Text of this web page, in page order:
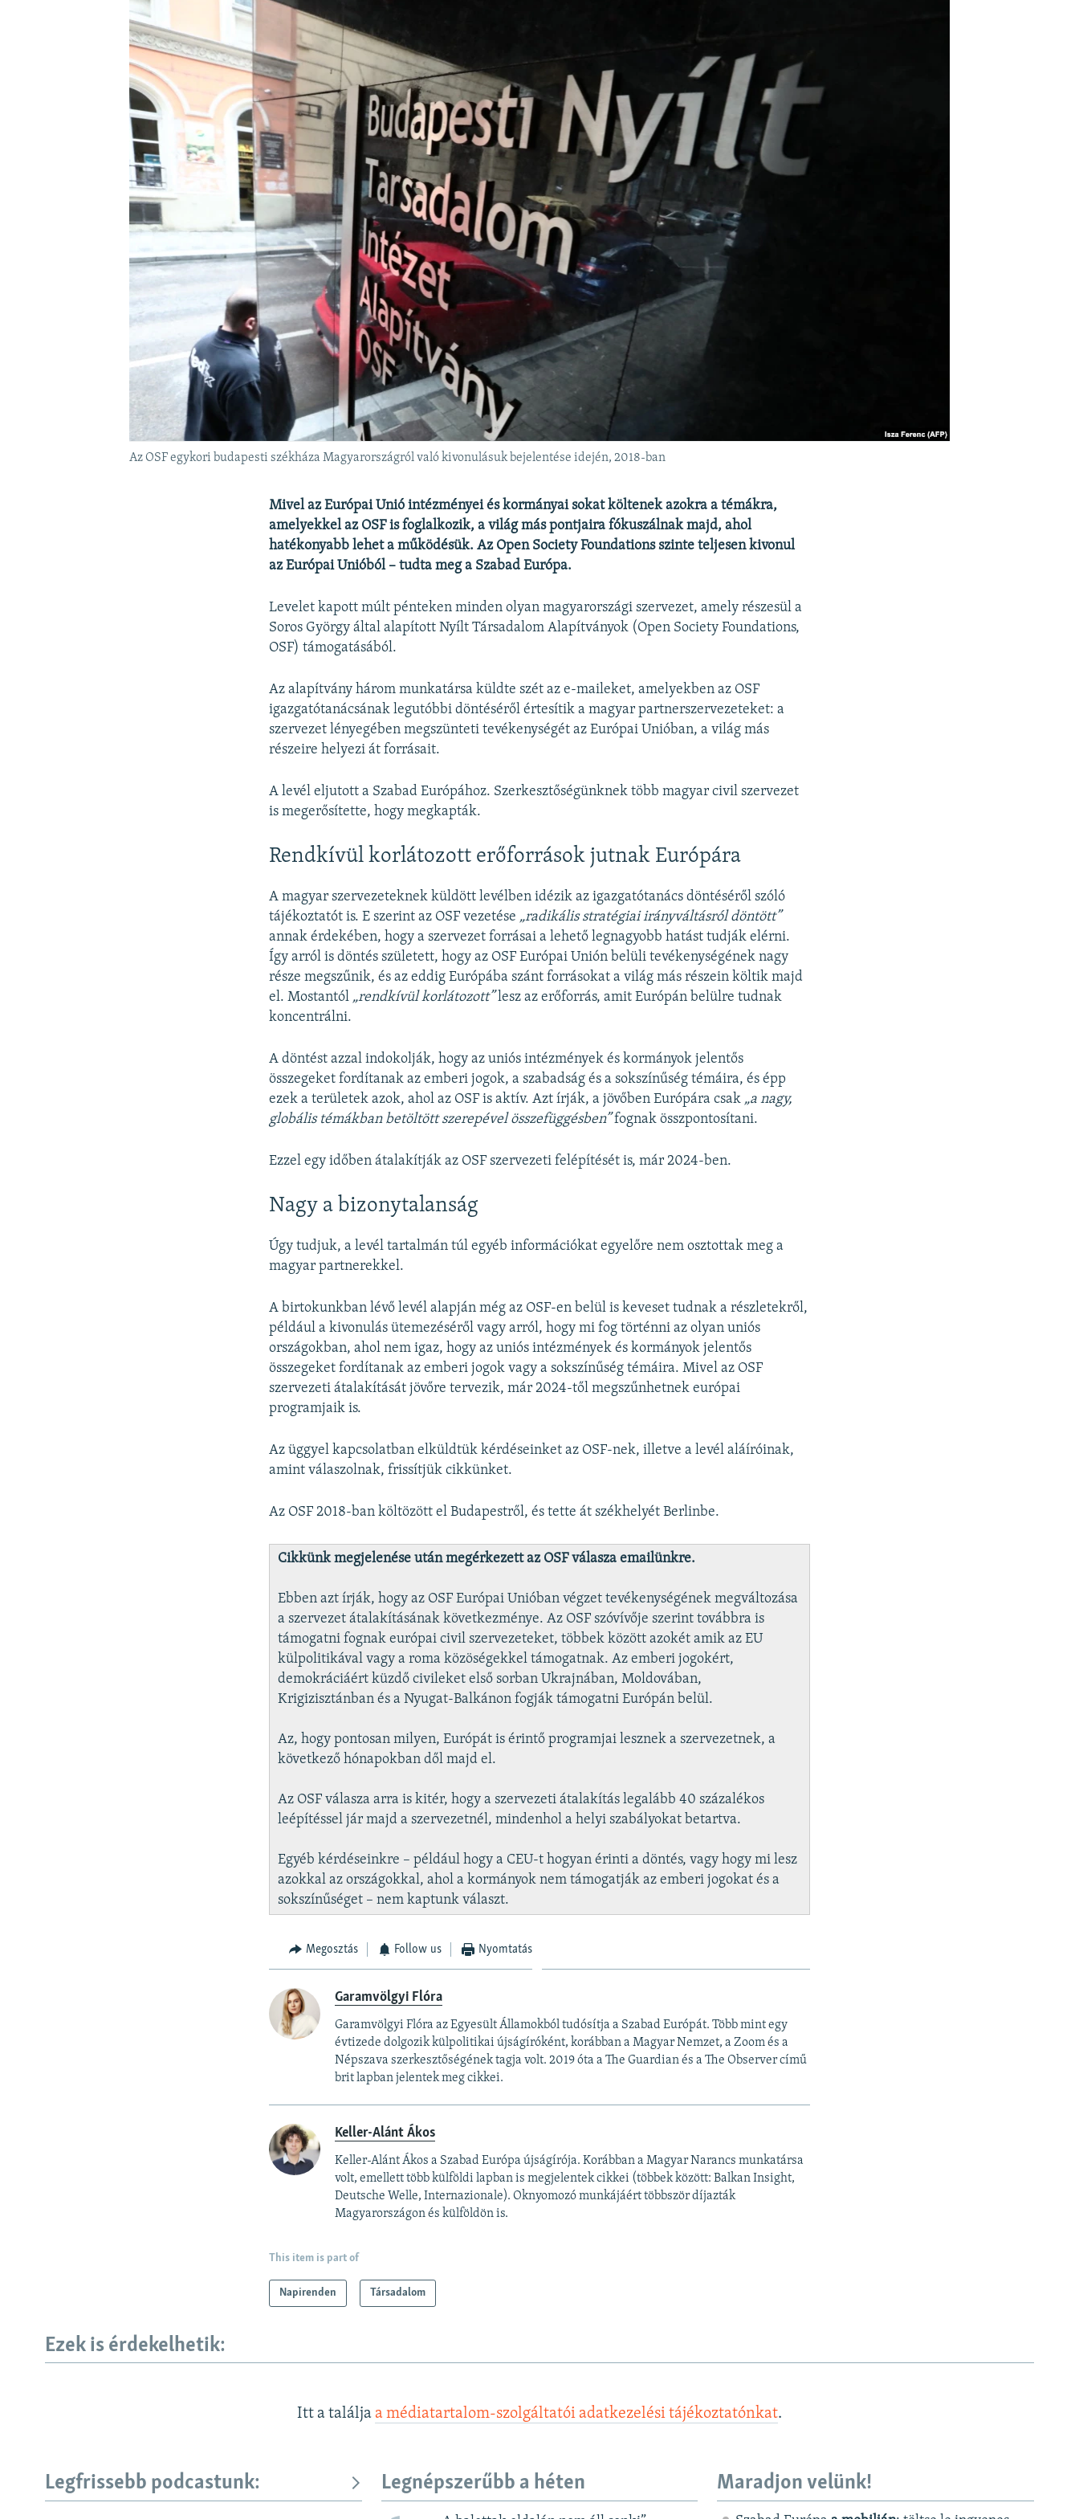
A MÚLT TANULSÁGAI
Az OSF egykori budapesti székháza Magyarországról való kivonulásuk bejelentése idején, 2018-ban
Mivel az Európai Unió intézményei és kormányai sokat költenek azokra a témákra,
amelyekkel az OSF is foglalkozik, a világ más pontjaira fókuszálnak majd, ahol
hatékonyabb lehet a működésük. Az Open Society Foundations szinte teljesen kivonul
az Európai Unióból – tudta meg a Szabad Európa.
Levelet kapott múlt pénteken minden olyan magyarországi szervezet, amely részesül a
Soros György által alapított Nyílt Társadalom Alapítványok (Open Society Foundations,
OSF) támogatásából.
Az alapítvány három munkatársa küldte szét az e-maileket, amelyekben az OSF
igazgatótanácsának legutóbbi döntéséről értesítik a magyar partnerszervezeteket: a
szervezet lényegében megszünteti tevékenységét az Európai Unióban, a világ más
részeire helyezi át forrásait.
A levél eljutott a Szabad Európához. Szerkesztőségünknek több magyar civil szervezet
is megerősítette, hogy megkapták.
Rendkívül korlátozott erőforrások jutnak Európára
A magyar szervezeteknek küldött levélben idézik az igazgatótanács döntéséről szóló
tájékoztatót is. E szerint az OSF vezetése „radikális stratégiai irányváltásról döntött”
annak érdekében, hogy a szervezet forrásai a lehető legnagyobb hatást tudják elérni.
Így arról is döntés született, hogy az OSF Európai Unión belüli tevékenységének nagy
része megszűnik, és az eddig Európába szánt forrásokat a világ más részein költik majd
el. Mostantól „rendkívül korlátozott”lesz az erőforrás, amit Európán belülre tudnak
koncentrálni.
A döntést azzal indokolják, hogy az uniós intézmények és kormányok jelentős
összegeket fordítanak az emberi jogok, a szabadság és a sokszínűség témáira, és épp
ezek a területek azok, ahol az OSF is aktív. Azt írják, a jövőben Európára csak „a nagy,
globális témákban betöltött szerepével összefüggésben”fognak összpontosítani.
Ezzel egy időben átalakítják az OSF szervezeti felépítését is, már 2024-ben.
Nagy a bizonytalanság
Úgy tudjuk, a levél tartalmán túl egyéb információkat egyelőre nem osztottak meg a
magyar partnerekkel.
A birtokunkban lévő levél alapján még az OSF-en belül is keveset tudnak a részletekről,
például a kivonulás ütemezéséről vagy arról, hogy mi fog történni az olyan uniós
országokban, ahol nem igaz, hogy az uniós intézmények és kormányok jelentős
összegeket fordítanak az emberi jogok vagy a sokszínűség témáira. Mivel az OSF
szervezeti átalakítását jövőre tervezik, már 2024-től megszűnhetnek európai
programjaik is.
Az üggyel kapcsolatban elküldtük kérdéseinket az OSF-nek, illetve a levél aláíróinak,
amint válaszolnak, frissítjük cikkünket.
Az OSF 2018-ban költözött el Budapestről, és tette át székhelyét Berlinbe.
Cikkünk megjelenése után megérkezett az OSF válasza emailünkre.
Ebben azt írják, hogy az OSF Európai Unióban végzet tevékenységének megváltozása
a szervezet átalakításának következménye. Az OSF szóvívője szerint továbbra is
támogatni fognak európai civil szervezeteket, többek között azokét amik az EU
külpolitikával vagy a roma közöségekkel támogatnak. Az emberi jogokért,
demokráciáért küzdő civileket első sorban Ukrajnában, Moldovában,
Krigizisztánban és a Nyugat-Balkánon fogják támogatni Európán belül.
Az, hogy pontosan milyen, Európát is érintő programjai lesznek a szervezetnek, a
következő hónapokban dől majd el.
Az OSF válasza arra is kitér, hogy a szervezeti átalakítás legalább 40 százalékos
leépítéssel jár majd a szervezetnél, mindenhol a helyi szabályokat betartva.
Egyéb kérdéseinkre – például hogy a CEU-t hogyan érinti a döntés, vagy hogy mi lesz
azokkal az országokkal, ahol a kormányok nem támogatják az emberi jogokat és a
sokszínűséget – nem kaptunk választ.
Megosztás Follow us Nyomtatás
Garamvölgyi Flóra
Garamvölgyi Flóra az Egyesült Államokból tudósítja a Szabad Európát. Több mint egy
évtizede dolgozik külpolitikai újságíróként, korábban a Magyar Nemzet, a Zoom és a
Népszava szerkesztőségének tagja volt. 2019 óta a The Guardian és a The Observer című
brit lapban jelentek meg cikkei.
Keller-Alánt Ákos
Keller-Alánt Ákos a Szabad Európa újságírója. Korábban a Magyar Narancs munkatársa
volt, emellett több külföldi lapban is megjelentek cikkei (többek között: Balkan Insight,
Deutsche Welle, Internazionale). Oknyomozó munkájáért többször díjazták
Magyarországon és külföldön is.
This item is part of
Napirenden Társadalom
Ezek is érdekelhetik:
Itt a találja a médiatartalom-szolgáltatói adatkezelési tájékoztatónkat.
Legfrissebb podcastunk: Legnépszerűbb a héten Maradjon velünk!